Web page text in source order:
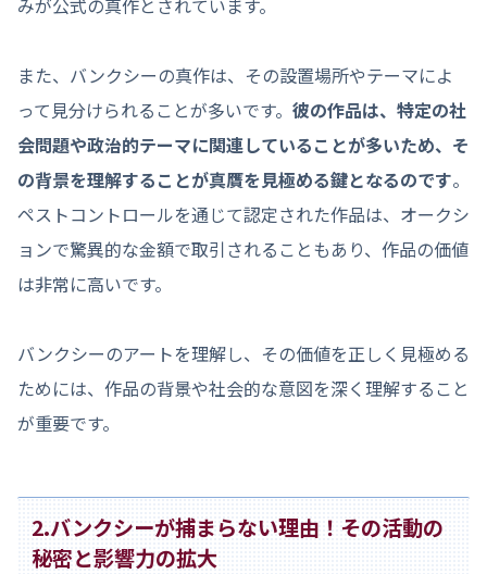
みが公式の真作とされています。
また、バンクシーの真作は、その設置場所やテーマによ
って見分けられることが多いです。 彼の作品は、特定の社
会問題や政治的テーマに関連していることが多いため、そ
の背景を理解することが真贋を見極める鍵となるのです。
ペストコントロールを通じて認定された作品は、オークシ
ョンで驚異的な金額で取引されることもあり、作品の価値
は非常に高いです。
バンクシーのアートを理解し、その価値を正しく見極める
ためには、作品の背景や社会的な意図を深く理解すること
が重要です。
2.バンクシーが捕まらない理由！その活動の
秘密と影響力の拡大